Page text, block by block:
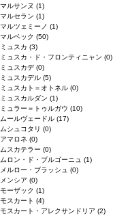
マルサンヌ (1)
マルセラン (1)
マルツェミーノ (1)
マルベック (50)
ミュスカ (3)
ミュスカ・ド・フロンティニャン (0)
ミュスカデ(0)
ミュスカデル (5)
ミュスカト＝オトネル (0)
ミュスカルダン (1)
ミュラー＝トゥルガウ (10)
ムールヴェードル (17)
ムシュコタリ (0)
アマロネ (0)
ムスカテラー (0)
ムロン・ド・ブルゴーニュ (1)
メルロー・ブラッシュ (0)
メンシア (0)
モーザック (1)
モスカート (4)
モスカート・アレクサンドリア (2)